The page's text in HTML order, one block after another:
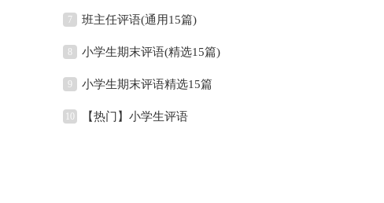
7 班主任评语(通用15篇)
8 小学生期末评语(精选15篇)
9 小学生期末评语精选15篇
10 【热门】小学生评语